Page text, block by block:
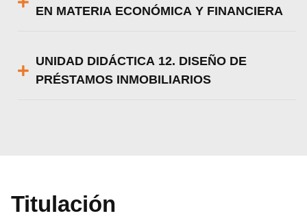
EN MATERIA ECONÓMICA Y FINANCIERA
UNIDAD DIDÁCTICA 12. DISEÑO DE
PRÉSTAMOS INMOBILIARIOS
Titulación